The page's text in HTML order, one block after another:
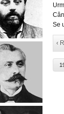
Se
‹